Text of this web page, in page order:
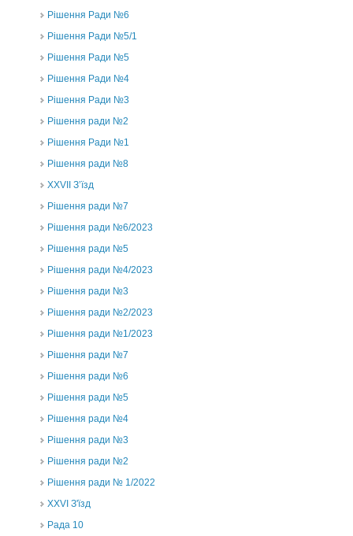
Рішення Ради №6
Рішення Ради №5/1
Рішення Ради №5
Рішення Ради №4
Рішення Ради №3
Рішення ради №2
Рішення Ради №1
Рішення ради №8
ХХVII З’їзд
Рішення ради №7
Рішення ради №6/2023
Рішення ради №5
Рішення ради №4/2023
Рішення ради №3
Рішення ради №2/2023
Рішення ради №1/2023
Рішення ради №7
Рішення ради №6
Рішення ради №5
Рішення ради №4
Рішення ради №3
Рішення ради №2
Рішення ради № 1/2022
XXVI З'їзд
Рада 10